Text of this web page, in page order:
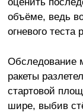
объёме, ведь
огневого теста
Обследование
ракеты
стартовой
шире, выбив